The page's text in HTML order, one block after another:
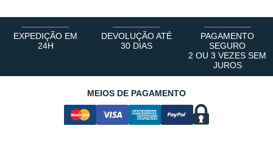
EXPEDIÇÃO EM
24H
DEVOLUÇÃO ATÉ
30 DIAS
PAGAMENTO
SEGURO
2 OU 3 VEZES SEM
JUROS
MEIOS DE PAGAMENTO